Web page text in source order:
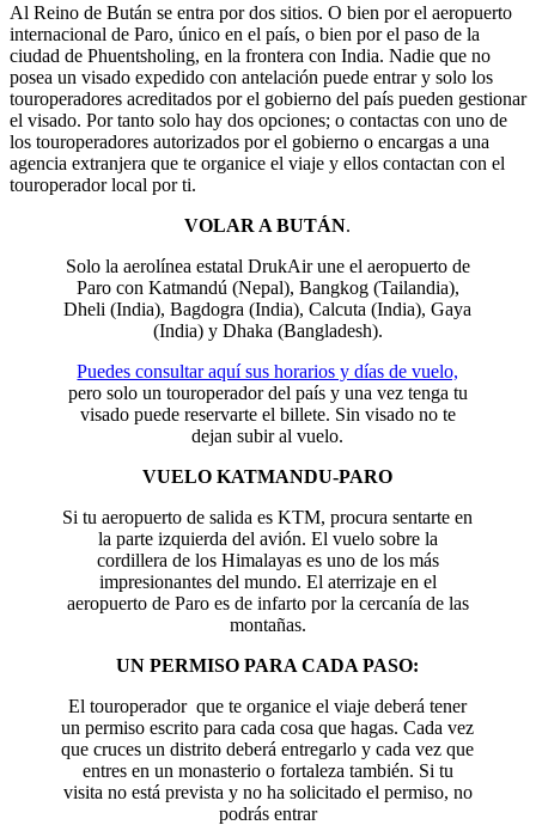
Al Reino de Bután se entra por dos sitios. O bien por el aeropuerto
internacional de Paro, único en el país, o bien por el paso de la
ciudad de Phuentsholing, en la frontera con India. Nadie que no
posea un visado expedido con antelación puede entrar y solo los
touroperadores acreditados por el gobierno del país pueden gestionar
el visado. Por tanto solo hay dos opciones; o contactas con uno de
los touroperadores autorizados por el gobierno o encargas a una
agencia extranjera que te organice el viaje y ellos contactan con el
touroperador local por ti.
VOLAR A BUTÁN.
Solo la aerolínea estatal DrukAir une el aeropuerto de
Paro con Katmandú (Nepal), Bangkog (Tailandia),
Dheli (India), Bagdogra (India), Calcuta (India), Gaya
(India) y Dhaka (Bangladesh).
Puedes consultar aquí sus horarios y días de vuelo,
pero solo un touroperador del país y una vez tenga tu
visado puede reservarte el billete. Sin visado no te
dejan subir al vuelo.
VUELO KATMANDU-PARO
Si tu aeropuerto de salida es KTM, procura sentarte en
la parte izquierda del avión. El vuelo sobre la
cordillera de los Himalayas es uno de los más
impresionantes del mundo. El aterrizaje en el
aeropuerto de Paro es de infarto por la cercanía de las
montañas.
UN PERMISO PARA CADA PASO:
El touroperador que te organice el viaje deberá tener
un permiso escrito para cada cosa que hagas. Cada vez
que cruces un distrito deberá entregarlo y cada vez que
entres en un monasterio o fortaleza también. Si tu
visita no está prevista y no ha solicitado el permiso, no
podrás entrar